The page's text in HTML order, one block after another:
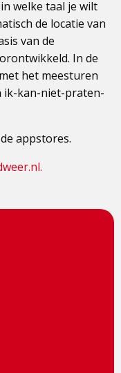
welke taal je wilt
de locatie van
van de
In de
het meesturen
ik-kan-niet-praten-
appstores.